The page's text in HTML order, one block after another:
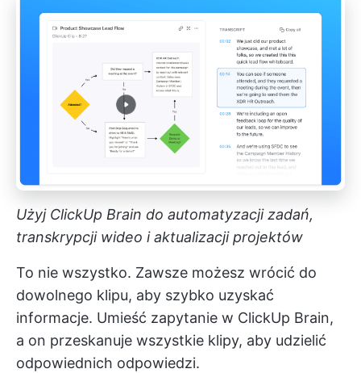
Użyj ClickUp Brain do automatyzacji zadań,
transkrypcji wideo i aktualizacji projektów
To nie wszystko. Zawsze możesz wrócić do
dowolnego klipu, aby szybko uzyskać
informacje. Umieść zapytanie w ClickUp Brain,
a on przeskanuje wszystkie klipy, aby udzielić
odpowiednich odpowiedzi.